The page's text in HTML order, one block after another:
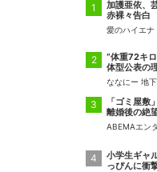
加護亜依、
赤裸々告白
愛のハイエナ
“体重72キ
体型公表の
ななにー 地
「ゴミ屋敷
離婚後の絶
ABEMAエン
小学生ギャ
っぴんに衝